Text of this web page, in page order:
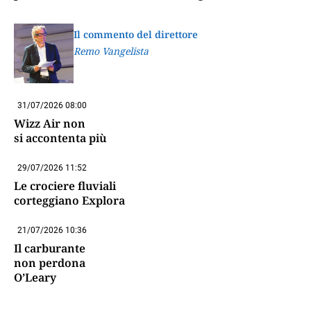
Il commento del direttore
Remo Vangelista
31/07/2026 08:00
Wizz Air non
si accontenta più
29/07/2026 11:52
Le crociere fluviali
corteggiano Explora
21/07/2026 10:36
Il carburante
non perdona
O’Leary